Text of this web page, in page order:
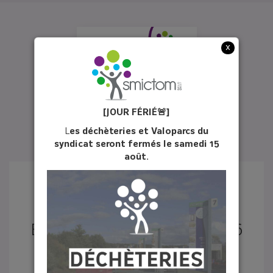
x
[JOUR FÉ RIÉ🚨]
Les déchèteries et Valoparcs du
syndicat seront fermés le samedi 15
août.
ÉCHO DU TRI N°31 - JUIN 2026